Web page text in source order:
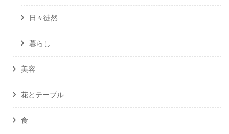
日々徒然
暮らし
美容
花とテーブル
食